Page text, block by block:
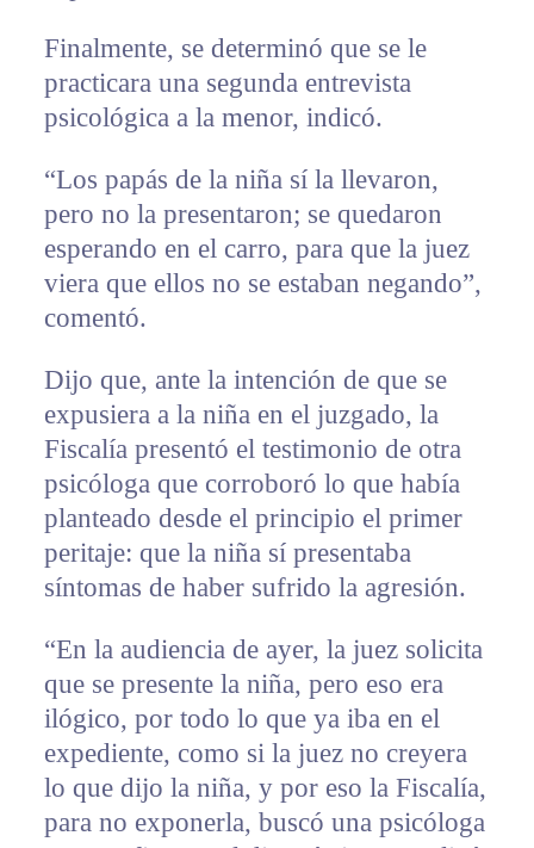
Finalmente, se determinó que se le
practicara una segunda entrevista
psicológica a la menor, indicó.
“Los papás de la niña sí la llevaron,
pero no la presentaron; se quedaron
esperando en el carro, para que la juez
viera que ellos no se estaban negando”,
comentó.
Dijo que, ante la intención de que se
expusiera a la niña en el juzgado, la
Fiscalía presentó el testimonio de otra
psicóloga que corroboró lo que había
planteado desde el principio el primer
peritaje: que la niña sí presentaba
síntomas de haber sufrido la agresión.
“En la audiencia de ayer, la juez solicita
que se presente la niña, pero eso era
ilógico, por todo lo que ya iba en el
expediente, como si la juez no creyera
lo que dijo la niña, y por eso la Fiscalía,
para no exponerla, buscó una psicóloga